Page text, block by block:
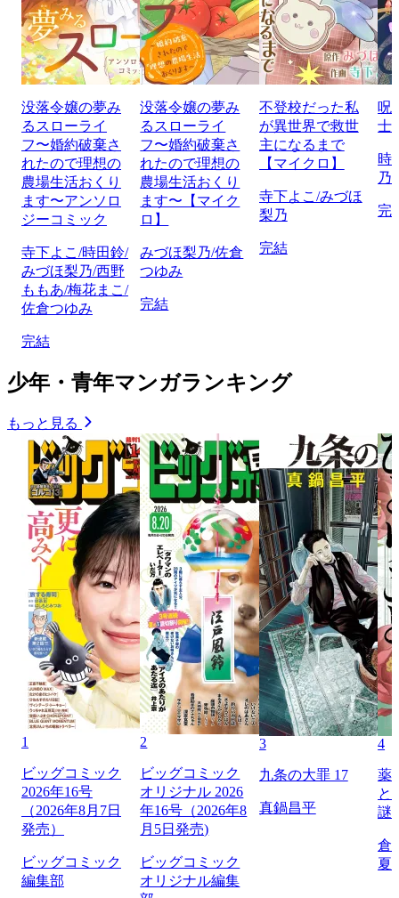
没落令嬢の夢み
るスローライ
フ〜婚約破棄さ
れたので理想の
農場生活おくり
ます〜アンソロ
ジーコミック
寺下よこ/時田鈴/
みづほ梨乃/西野
ももあ/梅花まこ/
佐倉つゆみ
完結
没落令嬢の夢み
るスローライ
フ〜婚約破棄さ
れたので理想の
農場生活おくり
ます〜【マイク
ロ】
みづほ梨乃/佐倉
つゆみ
完結
不登校だった私
が異世界で救世
主になるまで
【マイクロ】
寺下よこ/みづほ
梨乃
完結
呪
士
時
乃
完
少年・青年マンガランキング
もっと見る
1
ビッグコミック
2026年16号
（2026年8月7日
発売）
ビッグコミック
編集部
2
ビッグコミック
オリジナル 2026
年16号（2026年8
月5日発売)
ビッグコミック
オリジナル編集
3
九条の大罪 17
真鍋昌平
4
薬
と
謎
倉
夏